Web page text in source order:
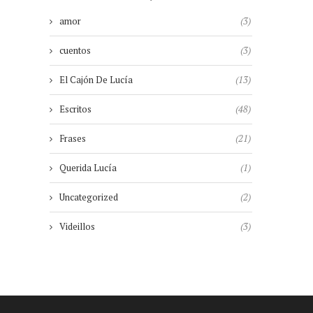
amor (3)
cuentos (3)
El Cajón De Lucía (13)
Escritos (48)
Frases (21)
Querida Lucía (1)
Uncategorized (2)
Videillos (3)